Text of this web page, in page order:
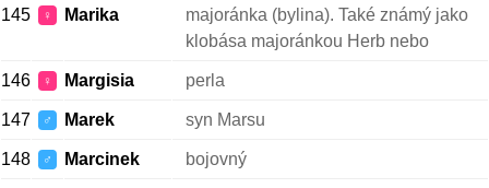
145 ♀ Marika
majoránka (bylina). Také známý jako
klobása majoránkou Herb nebo
146 ♀ Margisia perla
147 ♂ Marek syn Marsu
148 ♂ Marcinek bojovný